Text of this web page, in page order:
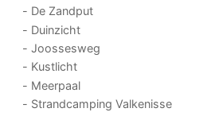
- De Zandput
- Duinzicht
- Joossesweg
- Kustlicht
- Meerpaal
- Strandcamping Valkenisse